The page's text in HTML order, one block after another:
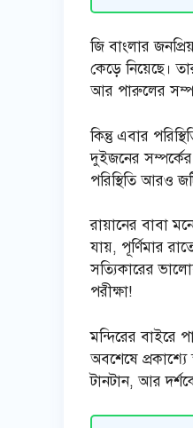
জি বাংলার
কেড়ে নিয়েছে।
আর পারুলের
কিন্তু এবার
দুইজনের
পরিস্থিতি আরও
রায়ানের বাবা
যায়, পূর্ণিমার
সত্যিকারের
পরীক্ষা!
মন্দিরের বাইরে
অবশেষে
টানটান, আর